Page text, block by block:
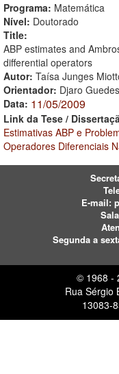
Programa: Matemática
Nível: Doutorado
Title:
ABP estimates and
differential operators
Autor: Taísa Junges
Orientador: Djaro
Data: 11/05/2009
Link da Tese /
Estimativas ABP e
Operadores Diferenciais
E-mail:
Segunda a
© 1968 -
Rua Sérgio
13083-